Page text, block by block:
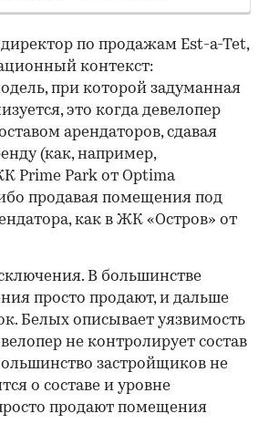
по продажам Est-a-Tet,
контекст:
при которой задуманная
это когда девелопер
арендаторов, сдавая
(как, например,
Prime Park от Optima
продавая помещения под
как в ЖК «Остров» от
В большинстве
просто продают, и дальше
Белых описывает уязвимость
не контролирует состав
застройщиков не
о составе и уровне
продают помещения